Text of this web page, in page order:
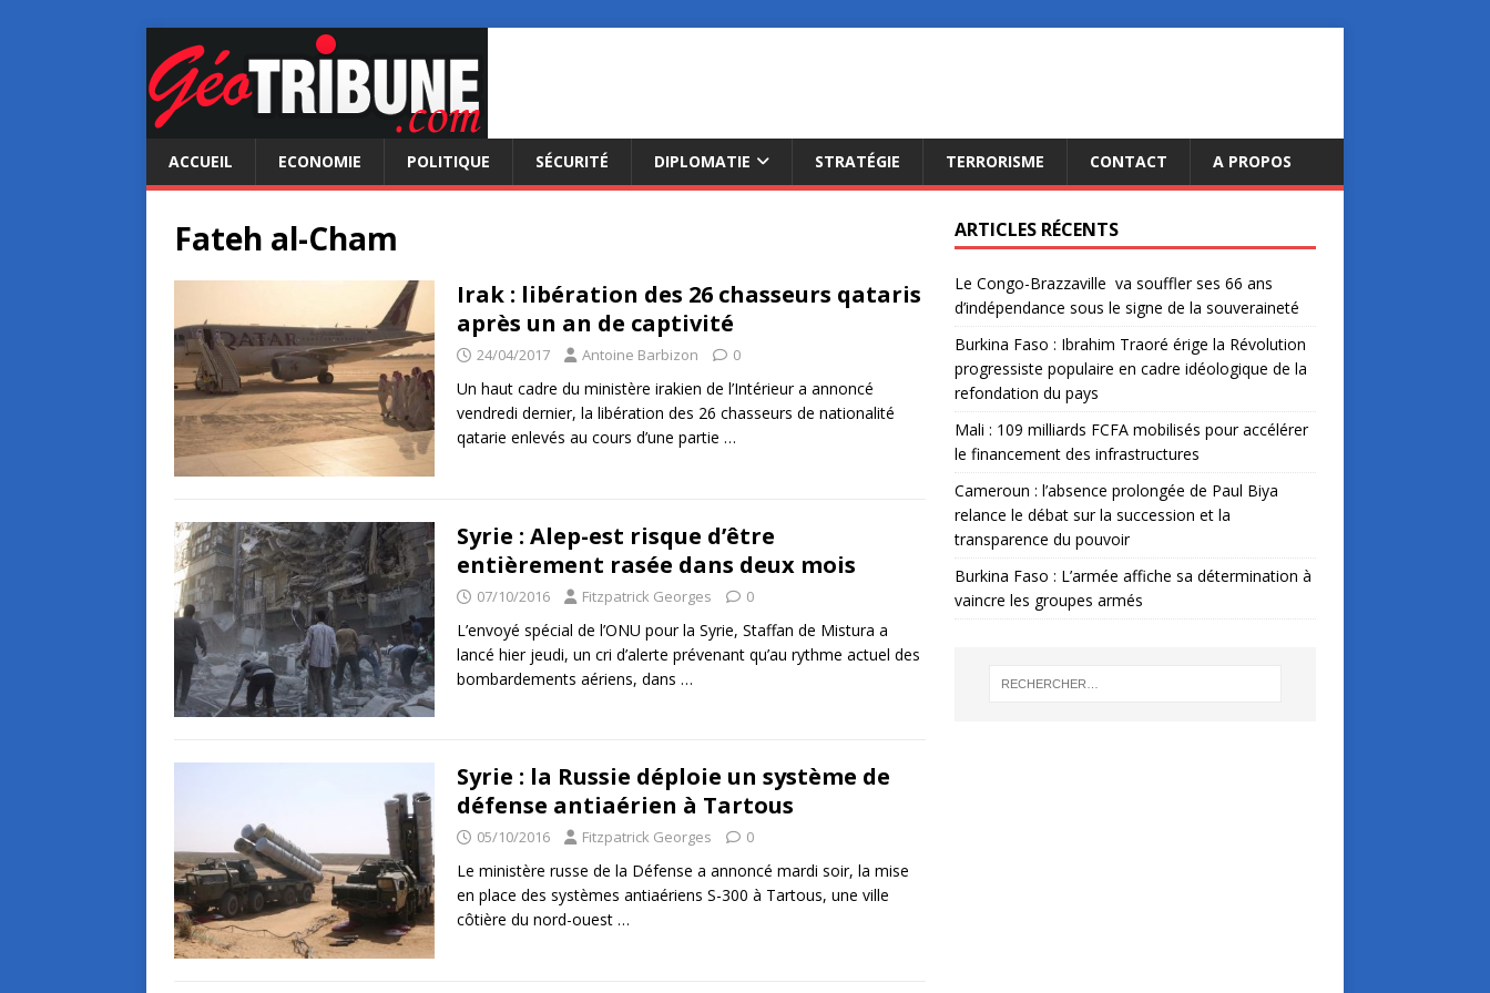
ACCUEIL ECONOMIE POLITIQUE SÉCURITÉ DIPLOMATIE STRATÉGIE TERRORISME CONTACT A PROPOS
Fateh al-Cham
Irak : libération des 26 chasseurs qataris
après un an de captivité
24/04/2017 Antoine Barbizon 0
Un haut cadre du ministère irakien de l’Intérieur a annoncé
vendredi dernier, la libération des 26 chasseurs de nationalité
qatarie enlevés au cours d’une partie …
Syrie : Alep-est risque d’être
entièrement rasée dans deux mois
07/10/2016 Fitzpatrick Georges 0
L’envoyé spécial de l’ONU pour la Syrie, Staffan de Mistura a
lancé hier jeudi, un cri d’alerte prévenant qu’au rythme actuel des
bombardements aériens, dans …
Syrie : la Russie déploie un système de
défense antiaérien à Tartous
05/10/2016 Fitzpatrick Georges 0
Le ministère russe de la Défense a annoncé mardi soir, la mise
en place des systèmes antiaériens S-300 à Tartous, une ville
côtière du nord-ouest …
ARTICLES RÉCENTS
Le Congo-Brazzaville va souffler ses 66 ans
d’indépendance sous le signe de la souveraineté
Burkina Faso : Ibrahim Traoré érige la Révolution
progressiste populaire en cadre idéologique de la
refondation du pays
Mali : 109 milliards FCFA mobilisés pour accélérer
le financement des infrastructures
Cameroun : l’absence prolongée de Paul Biya
relance le débat sur la succession et la
transparence du pouvoir
Burkina Faso : L’armée affiche sa détermination à
vaincre les groupes armés